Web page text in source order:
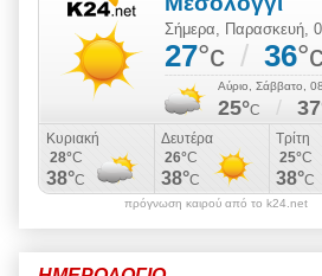
πρόγνωση καιρού από το k24.net